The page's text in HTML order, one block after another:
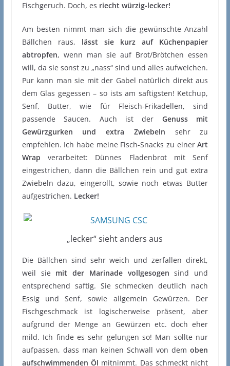
Fischgeruch. Doch, es riecht würzig-lecker!
Am besten nimmt man sich die gewünschte Anzahl
Bällchen raus, lässt sie kurz auf Küchenpapier
abtropfen, wenn man sie auf Brot/Brötchen essen
will, da sie sonst zu „nass“ sind und alles aufweichen.
Pur kann man sie mit der Gabel natürlich direkt aus
dem Glas gegessen – so ists am saftigsten! Ketchup,
Senf, Butter, wie für Fleisch-Frikadellen, sind
passende Saucen. Auch ist der Genuss mit
Gewürzgurken und extra Zwiebeln sehr zu
empfehlen. Ich habe meine Fisch-Snacks zu einerArt
Wrap verarbeitet: Dünnes Fladenbrot mit Senf
eingestrichen, dann die Bällchen rein und gut extra
Zwiebeln dazu, eingerollt, sowie noch etwas Butter
aufgestrichen. Lecker!
„lecker“ sieht anders aus
Die Bällchen sind sehr weich und zerfallen direkt,
weil sie mit der Marinade vollgesogen sind und
entsprechend saftig. Sie schmecken deutlich nach
Essig und Senf, sowie allgemein Gewürzen. Der
Fischgeschmack ist logischerweise präsent, aber
aufgrund der Menge an Gewürzen etc. doch eher
mild. Ich finde es sehr gelungen so! Man sollte nur
aufpassen, dass man keinen Schwall von demoben
aufschwimmenden Öl mitnimmt. Das schmeckt nicht